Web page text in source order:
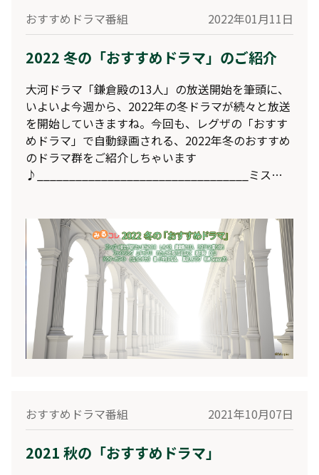
おすすめドラマ番組 2022年01月11日
2022 冬の「おすすめドラマ」のご紹介
大河ドラマ「鎌倉殿の13人」の放送開始を筆頭に、
いよいよ今週から、2022年の冬ドラマが続々と放送
を開始していきますね。今回も、レグザの「おすす
めドラマ」で自動録画される、2022年冬のおすすめ
のドラマ群をご紹介しちゃいます
♪_________________________________ミステ
筒井道隆、遠藤憲一原作：『ミステリと言う勿れ』
田村由美（小学館『月刊フラワーズ』連載中）
おすすめドラマ番組 2021年10月07日
2021 秋の「おすすめドラマ」